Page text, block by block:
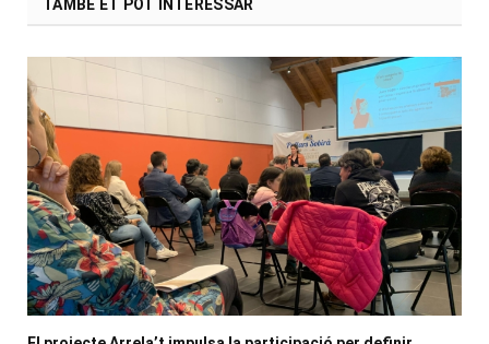
TAMBÉ ET POT INTERESSAR